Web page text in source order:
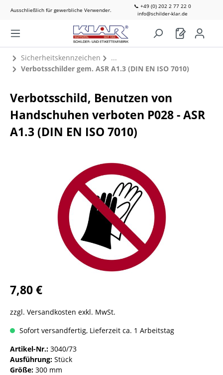
Ausschließlich für gewerbliche Verwender.
📞 +49 (0) 202 2 77 22 0
info@schilder-klar.de
Sicherheitskennzeichen
Verbotsschilder gem. ASR A1.3 (DIN EN ISO 7010)
Verbotsschild, Benutzen von
Handschuhen verboten P028 - ASR
A1.3 (DIN EN ISO 7010)
7,80 €
zzgl. Versandkosten exkl. MwSt.
Sofort versandfertig, Lieferzeit ca. 1 Arbeitstag
Artikel-Nr.: 3040/73
Ausführung: Stück
Größe: 300 mm